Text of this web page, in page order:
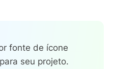
fonte de ícone
seu projeto.